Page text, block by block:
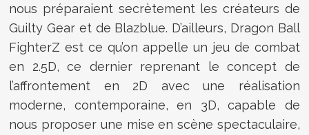
nous préparaient secrètement les créateurs de
Guilty Gear et de Blazblue. D’ailleurs, Dragon Ball
FighterZ est ce qu’on appelle un jeu de combat
en 2.5D, ce dernier reprenant le concept de
l’affrontement en 2D avec une réalisation
moderne, contemporaine, en 3D, capable de
nous proposer une mise en scène spectaculaire,